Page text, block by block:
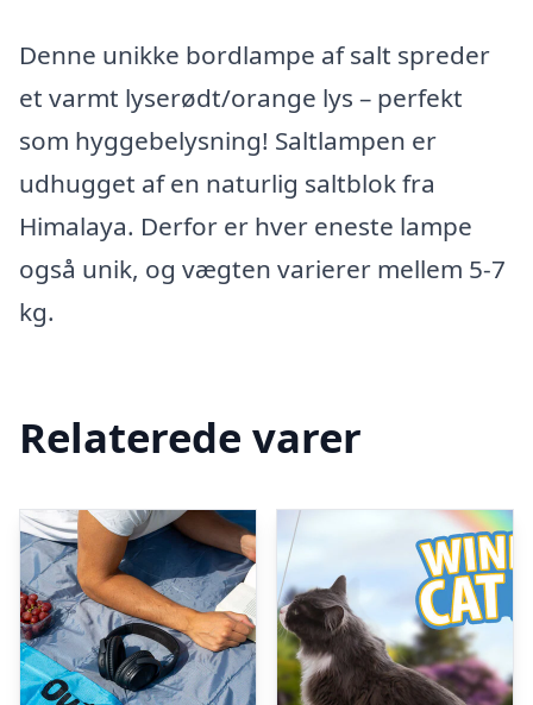
Denne unikke bordlampe af salt spreder
et varmt lyserødt/orange lys – perfekt
som hyggebelysning! Saltlampen er
udhugget af en naturlig saltblok fra
Himalaya. Derfor er hver eneste lampe
også unik, og vægten varierer mellem 5-7
kg.
Relaterede varer